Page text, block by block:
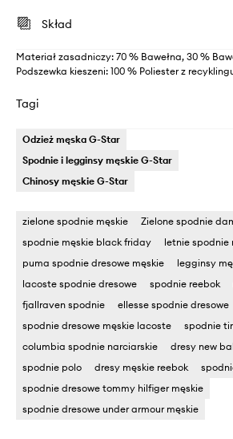
Skład
Materiał zasadniczy: 70 % Bawełna, 30 %
Podszewka kieszeni: 100 % Poliester z
Tagi
Odzież męska G-Star
Spodnie i legginsy męskie G-Star
Chinosy męskie G-Star
zielone spodnie męskie
Zielone spodnie
spodnie męskie black friday
letnie spodnie
puma spodnie dresowe męskie
legginsy
lacoste spodnie dresowe
spodnie reebok
fjallraven spodnie
ellesse spodnie dresowe
spodnie dresowe męskie lacoste
spodnie
columbia spodnie narciarskie
dresy new
spodnie polo
dresy męskie reebok
spodnie dresowe tommy hilfiger męskie
spodnie dresowe under armour męskie